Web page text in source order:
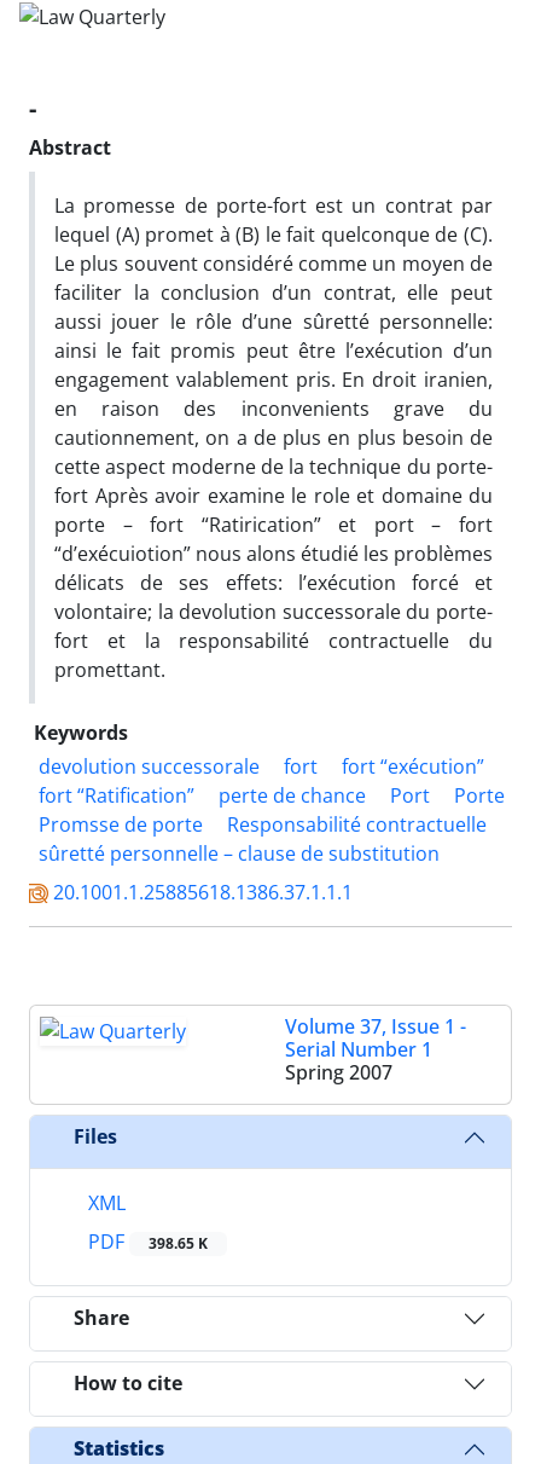
-
Abstract
La promesse de porte-fort est un contrat par
lequel (A) promet à (B) le fait quelconque de (C).
Le plus souvent considéré comme un moyen de
faciliter la conclusion d’un contrat, elle peut
aussi jouer le rôle d’une sûretté personnelle:
ainsi le fait promis peut être l’exécution d’un
engagement valablement pris. En droit iranien,
en raison des inconvenients grave du
cautionnement, on a de plus en plus besoin de
cette aspect moderne de la technique du porte-
fort Après avoir examine le role et domaine du
porte – fort “Ratirication” et port – fort
“d’exécuiotion” nous alons étudié les problèmes
délicats de ses effets: l’exécution forcé et
volontaire; la devolution successorale du porte-
fort et la responsabilité contractuelle du
promettant.
Keywords
devolution successorale
fort
fort “exécution”
fort “Ratification”
perte de chance Port
Porte
Promsse de porte
Responsabilité contractuelle
sûretté personnelle – clause de substitution
20.1001.1.25885618.1386.37.1.1.1
Volume 37, Issue 1 -
Serial Number 1
Spring 2007
Files
XML
PDF
398.65 K
Share
How to cite
Statistics